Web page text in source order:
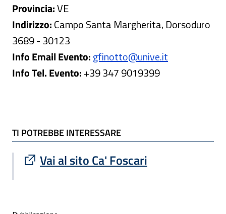
Provincia:VE
Indirizzo:Campo Santa Margherita, Dorsoduro
3689 - 30123
Info Email Evento:gfinotto@unive.it
Info Tel. Evento:+39 347 9019399
TI POTREBBE INTERESSARE
TI POTREBBE INTERESSARE
Vai al sito Ca' Foscari
Sito esterno : apre una nuova finestra